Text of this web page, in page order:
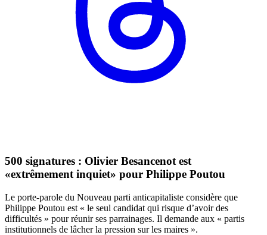
500 signatures : Olivier Besancenot est
«extrêmement inquiet» pour Philippe Poutou
Le porte-parole du Nouveau parti anticapitaliste considère que
Philippe Poutou est « le seul candidat qui risque d’avoir des
difficultés » pour réunir ses parrainages. Il demande aux « partis
institutionnels de lâcher la pression sur les maires ».